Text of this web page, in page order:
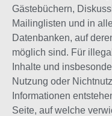
Gästebüchern,
Mailinglisten und in
Datenbanken, auf
möglich sind. Für
Inhalte und
Nutzung oder
Informationen
Seite, auf welche